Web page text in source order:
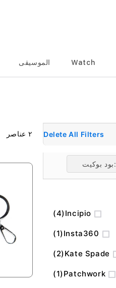
Watch الموسيقى
٢عناصر
بود بوكيت
Delete All Filters
Incipio
4
المنتج
Insta360
1
منتج
Kate Spade
2
المنتج
Patchwork
1
منتج